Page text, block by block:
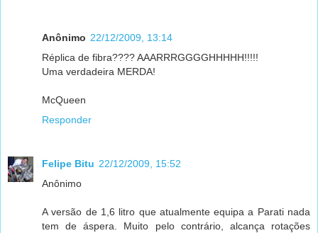
Anônimo 22/12/2009, 13:14
Réplica de fibra???? AAARRRGGGGHHHHH!!!!!
Uma verdadeira MERDA!
McQueen
Responder
Felipe Bitu 22/12/2009, 15:52
Anônimo
A versão de 1,6 litro que atualmente equipa a Parati nada
tem de áspera. Muito pelo contrário, alcança rotações